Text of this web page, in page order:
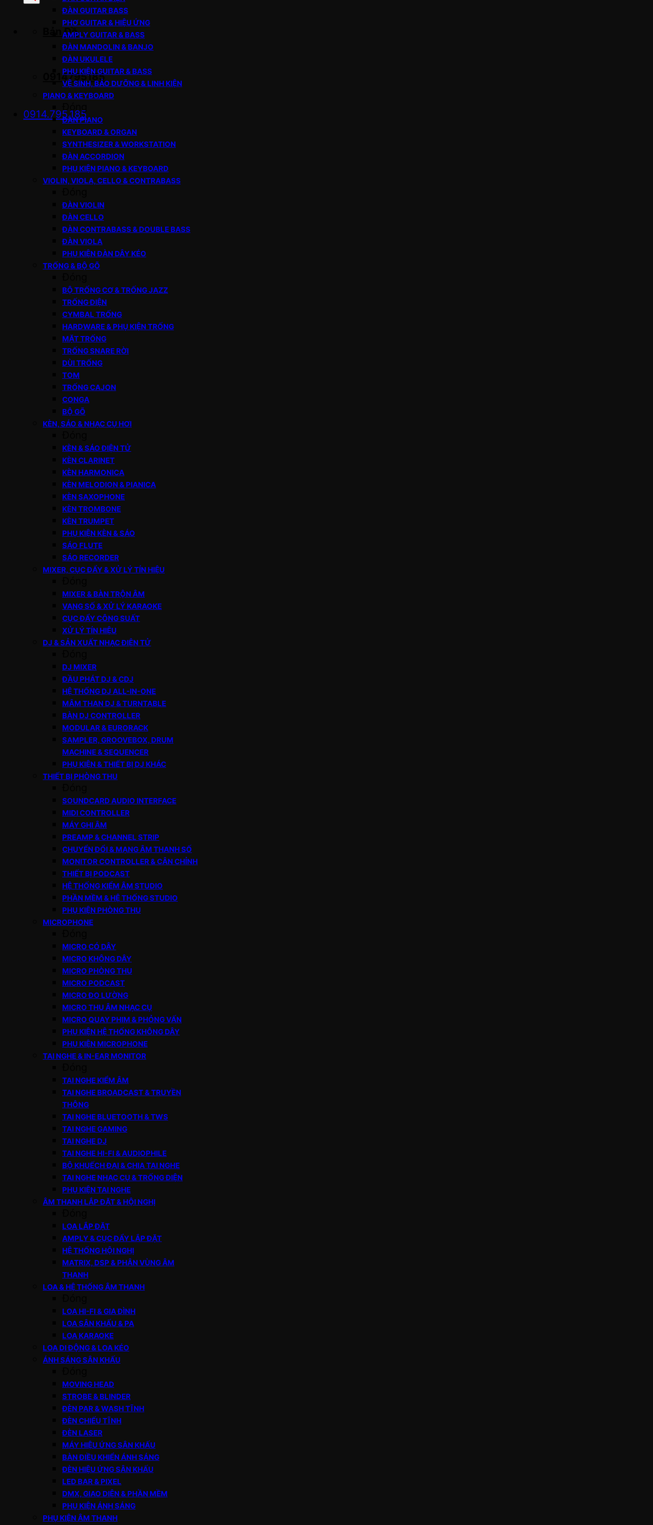
Bản Đồ
0914795185
0914.795.185
ĐÀN GUITAR BASS
PHƠ GUITAR & HIỆU ỨNG
AMPLY GUITAR & BASS
ĐÀN MANDOLIN & BANJO
ĐÀN UKULELE
PHỤ KIỆN GUITAR & BASS
VỆ SINH, BẢO DƯỠNG & LINH KIỆN
PIANO & KEYBOARD
ĐÀN PIANO
KEYBOARD & ORGAN
SYNTHESIZER & WORKSTATION
ĐÀN ACCORDION
PHỤ KIỆN PIANO & KEYBOARD
VIOLIN, VIOLA, CELLO & CONTRABASS
ĐÀN VIOLIN
ĐÀN CELLO
ĐÀN CONTRABASS & DOUBLE BASS
ĐÀN VIOLA
PHỤ KIỆN ĐÀN DÂY KÉO
TRỐNG & BỘ GÕ
BỘ TRỐNG CƠ & TRỐNG JAZZ
TRỐNG ĐIỆN
CYMBAL TRỐNG
HARDWARE & PHỤ KIỆN TRỐNG
MẶT TRỐNG
TRỐNG SNARE RỜI
DÙI TRỐNG
TOM
TRỐNG CAJON
CONGA
BỘ GÕ
KÈN, SÁO & NHẠC CỤ HƠI
KÈN & SÁO ĐIỆN TỬ
KÈN CLARINET
KÈN HARMONICA
KÈN MELODION & PIANICA
KÈN SAXOPHONE
KÈN TROMBONE
KÈN TRUMPET
PHỤ KIỆN KÈN & SÁO
SÁO FLUTE
SÁO RECORDER
MIXER, CỤC ĐẨY & XỬ LÝ TÍN HIỆU
MIXER & BÀN TRỘN ÂM
VANG SỐ & XỬ LÝ KARAOKE
CỤC ĐẨY CÔNG SUẤT
XỬ LÝ TÍN HIỆU
DJ & SẢN XUẤT NHẠC ĐIỆN TỬ
DJ MIXER
ĐẦU PHÁT DJ & CDJ
HỆ THỐNG DJ ALL-IN-ONE
MÂM THAN DJ & TURNTABLE
BÀN DJ CONTROLLER
MODULAR & EURORACK
SAMPLER, GROOVEBOX, DRUM
MACHINE & SEQUENCER
PHỤ KIỆN & THIẾT BỊ DJ KHÁC
THIẾT BỊ PHÒNG THU
SOUNDCARD AUDIO INTERFACE
MIDI CONTROLLER
MÁY GHI ÂM
PREAMP & CHANNEL STRIP
CHUYỂN ĐỔI & MẠNG ÂM THANH SỐ
MONITOR CONTROLLER & CÂN CHỈNH
THIẾT BỊ PODCAST
HỆ THỐNG KIỂM ÂM STUDIO
PHẦN MỀM & HỆ THỐNG STUDIO
PHỤ KIỆN PHÒNG THU
MICROPHONE
MICRO CÓ DÂY
MICRO KHÔNG DÂY
MICRO PHÒNG THU
MICRO PODCAST
MICRO ĐO LƯỜNG
MICRO THU ÂM NHẠC CỤ
MICRO QUAY PHIM & PHỎNG VẤN
PHỤ KIỆN HỆ THỐNG KHÔNG DÂY
PHỤ KIỆN MICROPHONE
TAI NGHE & IN-EAR MONITOR
TAI NGHE KIỂM ÂM
TAI NGHE BROADCAST & TRUYỀN
THÔNG
TAI NGHE BLUETOOTH & TWS
TAI NGHE GAMING
TAI NGHE DJ
TAI NGHE HI-FI & AUDIOPHILE
BỘ KHUẾCH ĐẠI & CHIA TAI NGHE
TAI NGHE NHẠC CỤ & TRỐNG ĐIỆN
PHỤ KIỆN TAI NGHE
ÂM THANH LẮP ĐẶT & HỘI NGHỊ
LOA LẮP ĐẶT
AMPLY & CỤC ĐẨY LẮP ĐẶT
HỆ THỐNG HỘI NGHỊ
MATRIX, DSP & PHÂN VÙNG ÂM
THANH
LOA & HỆ THỐNG ÂM THANH
LOA HI-FI & GIA ĐÌNH
LOA SÂN KHẤU & PA
LOA KARAOKE
LOA DI ĐỘNG & LOA KÉO
ÁNH SÁNG SÂN KHẤU
MOVING HEAD
STROBE & BLINDER
ĐÈN PAR & WASH TĨNH
ĐÈN CHIẾU TĨNH
ĐÈN LASER
MÁY HIỆU ỨNG SÂN KHẤU
BÀN ĐIỀU KHIỂN ÁNH SÁNG
ĐÈN HIỆU ỨNG SÂN KHẤU
LED BAR & PIXEL
DMX, GIAO DIỆN & PHẦN MỀM
PHỤ KIỆN ÁNH SÁNG
PHỤ KIỆN ÂM THANH